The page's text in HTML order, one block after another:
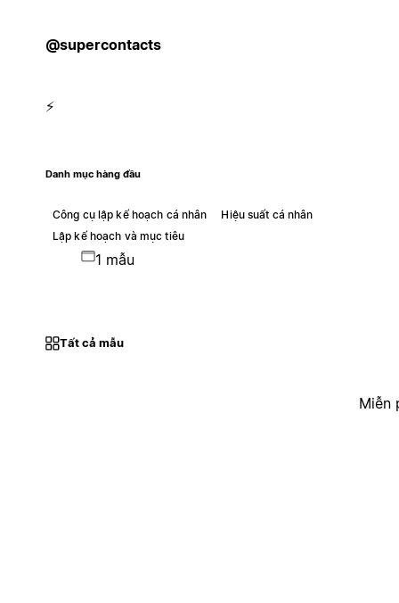
@supercontacts
⚡️
Danh mục hàng đầu
Công cụ lập kế hoạch cá nhân
Hiệu suất cá nhân
Lập kế hoạch và mục tiêu
1 mẫu
Tất cả mẫu
Miễn